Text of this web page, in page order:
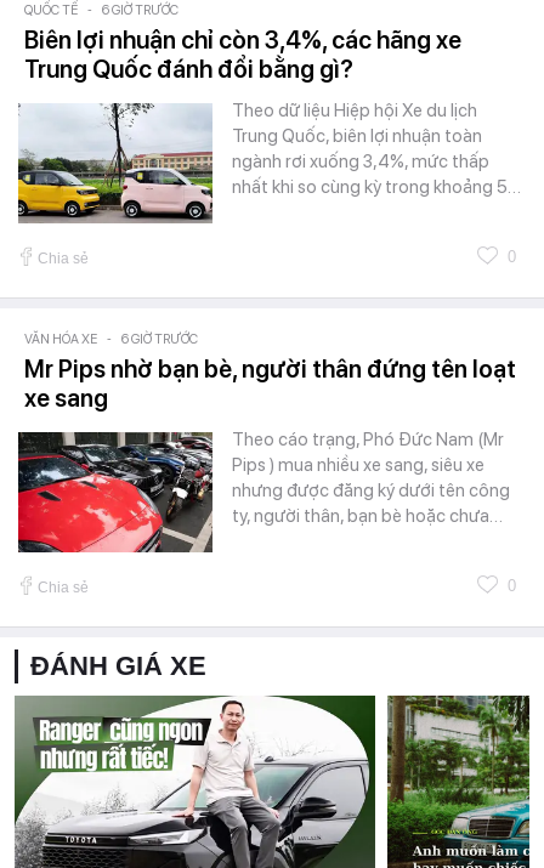
QUỐC TẾ - 6 GIỜ TRƯỚC
Biên lợi nhuận chỉ còn 3,4%, các hãng xe
Trung Quốc đánh đổi bằng gì?
Theo dữ liệu Hiệp hội Xe du lịch
Trung Quốc, biên lợi nhuận toàn
ngành rơi xuống 3,4%, mức thấp
nhất khi so cùng kỳ trong khoảng 5…
Chia sẻ 0
VĂN HÓA XE - 6 GIỜ TRƯỚC
Mr Pips nhờ bạn bè, người thân đứng tên loạt
xe sang
Theo cáo trạng, Phó Đức Nam (Mr
Pips ) mua nhiều xe sang, siêu xe
nhưng được đăng ký dưới tên công
ty, người thân, bạn bè hoặc chưa…
Chia sẻ 0
ĐÁNH GIÁ XE